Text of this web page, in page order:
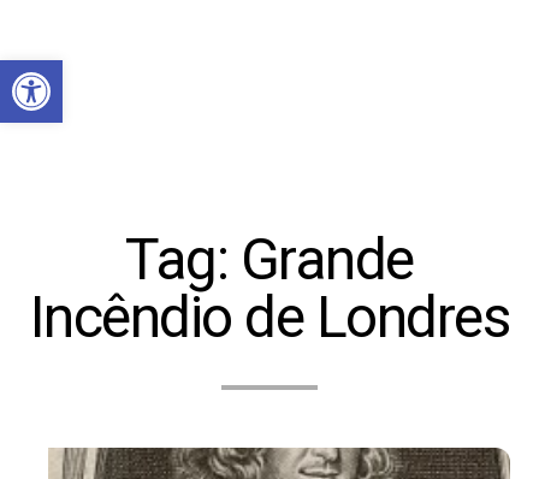
Abrir a barra de ferramentas
Tag: Grande
Incêndio de Londres